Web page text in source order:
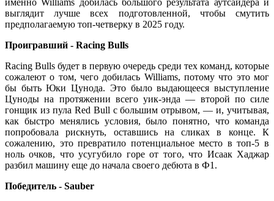
именно Williams добилась большого результата аутсайдера и
выглядит лучше всех подготовленной, чтобы смутить
предполагаемую топ-четверку в 2025 году.
Проигравший - Racing Bulls
Racing Bulls будет в первую очередь среди тех команд, которые
сожалеют о том, чего добилась Williams, потому что это мог
бы быть Юки Цунода. Это было выдающееся выступление
Цуноды на протяжении всего уик-энда — второй по силе
гонщик из пула Red Bull с большим отрывом, — и, учитывая,
как быстро менялись условия, было понятно, что команда
попробовала рискнуть, оставшись на сликах в конце. К
сожалению, это превратило потенциальное место в топ-5 в
ноль очков, что усугубило горе от того, что Исаак Хаджар
разбил машину еще до начала своего дебюта в Ф1.
Победитель - Sauber